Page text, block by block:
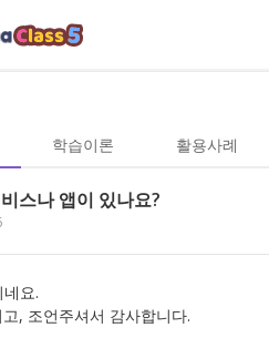
학습이론 활용사례
스나 앱이 있나요?
요.
, 조언주셔서 감사합니다.